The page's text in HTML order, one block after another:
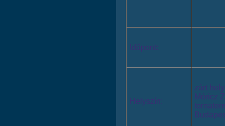
Időpont:
Helyszín:
zárt
Móricz